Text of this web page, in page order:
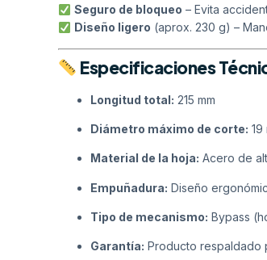
Seguro de bloqueo – Evita
Diseño ligero (aprox. 230 g) –
Especificaciones
Longitud total: 215 mm
Diámetro máximo de corte: 19
Material de la hoja: Acero de
Empuñadura: Diseño
Tipo de mecanismo: Bypass
Garantía: Producto respaldado